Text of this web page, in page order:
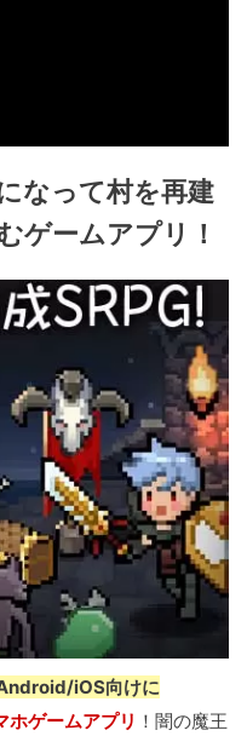
なって村を再建
ゲームアプリ！
iOS向けに
ホゲームアプリ ！闇の魔王